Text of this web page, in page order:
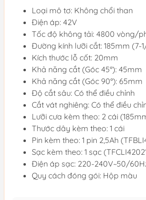
Loại mô tơ: Không chổi than
Điện áp: 42V
Tốc độ không tải: 4800 vòng/
Đường kính lưỡi cắt: 185mm (7-
Kích thước lỗ cốt: 20mm
Khả năng cắt (Góc 45°): 45mm
Khả năng cắt (Góc 90°): 65mm
Độ cắt sâu: Có thể điều chỉnh
Cắt vát nghiêng: Có thể điều
Lưỡi cưa kèm theo: 2 cái
Thước dây kèm theo: 1 cái
Pin kèm theo: 1 pin 2,5Ah
Sạc kèm theo: 1 sạc
Điện áp sạc: 220-240V~50/
Quy cách đóng gói: Hộp màu